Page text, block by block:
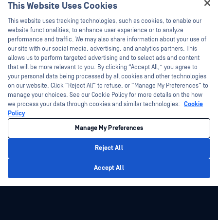
This Website Uses Cookies
This website uses tracking technologies, such as cookies, to enable our
website functionalities, to enhance user experience or to analyze
performance and traffic. We may also share information about your use of
our site with our social media, advertising, and analytics partners. This
allows us to perform targeted advertising and to select ads and content
that will be more relevant to you. By clicking “Accept All,” you agree to
your personal data being processed by all cookies and other technologies
on our website. Click “Reject All” to refuse, or “Manage My Preferences” to
manage your choices. See our Cookie Policy for more details on the how
we process your data through cookies and similar technologies: Cookie
Policy
Manage My Preferences
Reject All
Accept All
Hey there!
I'm Ozzy, your OPSWAT virtual assistant.
How can I help you secure what's critical
today?